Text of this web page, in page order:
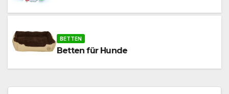
BETTEN
Betten für Hunde